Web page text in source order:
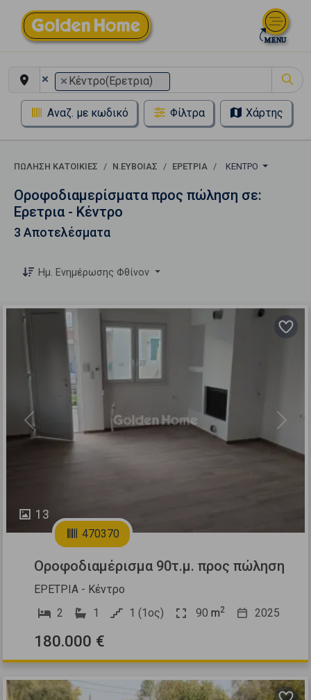
× × Κέντρο(Ερετρια)
Αναζ. με κωδικό Φίλτρα Χάρτης
ΠΏΛΗΣΗ ΚΑΤΟΙΚΊΕΣ Ν.ΕΥΒΟΙΑΣ ΕΡΕΤΡΙΑ ΚΈΝΤΡΟ
Οροφοδιαμερίσματα προς πώληση σε:
Ερετρια - Κέντρο
3 Αποτελέσματα
Ημ. Ενημέρωσης Φθίνον
13
Previous Next
470370
Οροφοδιαμέρισμα 90τ.μ. προς πώληση
ΕΡΕΤΡΙΑ - Κέντρο
2
1 1 (1ος) 90 m2 2025
180.000 €